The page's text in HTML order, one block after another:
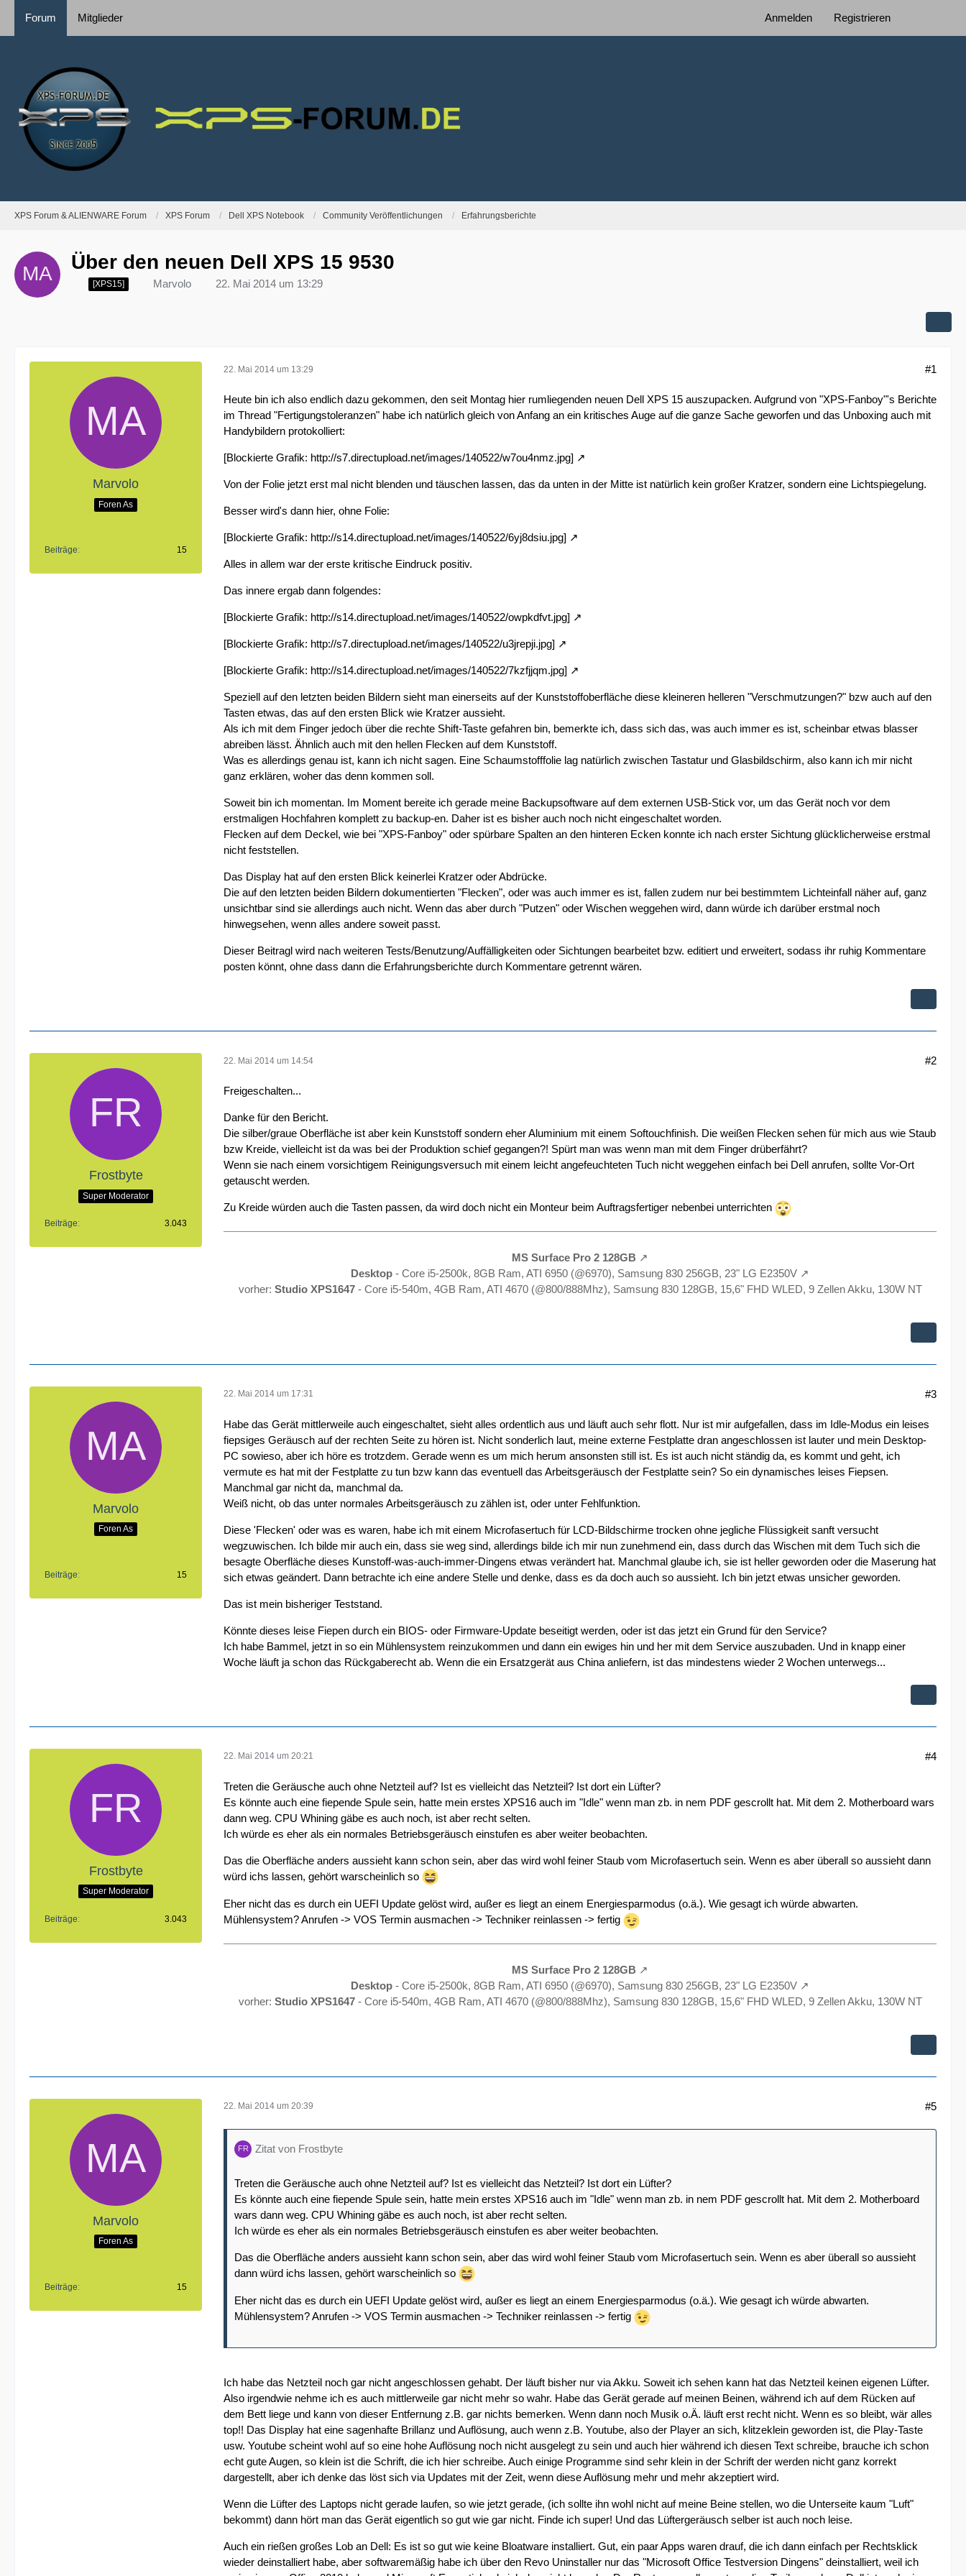
Forum Mitglieder Anmelden Registrieren
XPS Forum & ALIENWARE Forum XPS Forum Dell XPS Notebook Community Veröffentlichungen Erfahrungsberichte
Über den neuen Dell XPS 15 9530
[XPS15] Marvolo 22. Mai 2014 um 13:29
Marvolo
Foren As
Beiträge 15
22. Mai 2014 um 13:29 #1
Heute bin ich also endlich dazu gekommen, den seit Montag hier rumliegenden neuen Dell XPS 15 auszupacken. Aufgrund von "XPS-Fanboy"'s Berichte
im Thread "Fertigungstoleranzen" habe ich natürlich gleich von Anfang an ein kritisches Auge auf die ganze Sache geworfen und das Unboxing auch mit
Handybildern protokolliert:
[Blockierte Grafik: http://s7.directupload.net/images/140522/w7ou4nmz.jpg]
Von der Folie jetzt erst mal nicht blenden und täuschen lassen, das da unten in der Mitte ist natürlich kein großer Kratzer, sondern eine Lichtspiegelung.
Besser wird's dann hier, ohne Folie:
[Blockierte Grafik: http://s14.directupload.net/images/140522/6yj8dsiu.jpg]
Alles in allem war der erste kritische Eindruck positiv.
Das innere ergab dann folgendes:
[Blockierte Grafik: http://s14.directupload.net/images/140522/owpkdfvt.jpg]
[Blockierte Grafik: http://s7.directupload.net/images/140522/u3jrepji.jpg]
[Blockierte Grafik: http://s14.directupload.net/images/140522/7kzfjjqm.jpg]
Speziell auf den letzten beiden Bildern sieht man einerseits auf der Kunststoffoberfläche diese kleineren helleren "Verschmutzungen?" bzw auch auf den
Tasten etwas, das auf den ersten Blick wie Kratzer aussieht.
Als ich mit dem Finger jedoch über die rechte Shift-Taste gefahren bin, bemerkte ich, dass sich das, was auch immer es ist, scheinbar etwas blasser
abreiben lässt. Ähnlich auch mit den hellen Flecken auf dem Kunststoff.
Was es allerdings genau ist, kann ich nicht sagen. Eine Schaumstofffolie lag natürlich zwischen Tastatur und Glasbildschirm, also kann ich mir nicht
ganz erklären, woher das denn kommen soll.
Soweit bin ich momentan. Im Moment bereite ich gerade meine Backupsoftware auf dem externen USB-Stick vor, um das Gerät noch vor dem
erstmaligen Hochfahren komplett zu backup-en. Daher ist es bisher auch noch nicht eingeschaltet worden.
Flecken auf dem Deckel, wie bei "XPS-Fanboy" oder spürbare Spalten an den hinteren Ecken konnte ich nach erster Sichtung glücklicherweise erstmal
nicht feststellen.
Das Display hat auf den ersten Blick keinerlei Kratzer oder Abdrücke.
Die auf den letzten beiden Bildern dokumentierten "Flecken", oder was auch immer es ist, fallen zudem nur bei bestimmtem Lichteinfall näher auf, ganz
unsichtbar sind sie allerdings auch nicht. Wenn das aber durch "Putzen" oder Wischen weggehen wird, dann würde ich darüber erstmal noch
hinwegsehen, wenn alles andere soweit passt.
Dieser Beitragl wird nach weiteren Tests/Benutzung/Auffälligkeiten oder Sichtungen bearbeitet bzw. editiert und erweitert, sodass ihr ruhig Kommentare
posten könnt, ohne dass dann die Erfahrungsberichte durch Kommentare getrennt wären.
Frostbyte
Super Moderator
Beiträge 3.043
22. Mai 2014 um 14:54 #2
Freigeschalten...
Danke für den Bericht.
Die silber/graue Oberfläche ist aber kein Kunststoff sondern eher Aluminium mit einem Softouchfinish. Die weißen Flecken sehen für mich aus wie Staub
bzw Kreide, vielleicht ist da was bei der Produktion schief gegangen?! Spürt man was wenn man mit dem Finger drüberfährt?
Wenn sie nach einem vorsichtigem Reinigungsversuch mit einem leicht angefeuchteten Tuch nicht weggehen einfach bei Dell anrufen, sollte Vor-Ort
getauscht werden.
Zu Kreide würden auch die Tasten passen, da wird doch nicht ein Monteur beim Auftragsfertiger nebenbei unterrichten
MS Surface Pro 2 128GB
Desktop - Core i5-2500k, 8GB Ram, ATI 6950 (@6970), Samsung 830 256GB, 23" LG E2350V
vorher: Studio XPS1647- Core i5-540m, 4GB Ram, ATI 4670 (@800/888Mhz), Samsung 830 128GB, 15,6" FHD WLED, 9 Zellen Akku, 130W NT
Marvolo
Foren As
Beiträge 15
22. Mai 2014 um 17:31 #3
Habe das Gerät mittlerweile auch eingeschaltet, sieht alles ordentlich aus und läuft auch sehr flott. Nur ist mir aufgefallen, dass im Idle-Modus ein leises
fiepsiges Geräusch auf der rechten Seite zu hören ist. Nicht sonderlich laut, meine externe Festplatte dran angeschlossen ist lauter und mein Desktop-
PC sowieso, aber ich höre es trotzdem. Gerade wenn es um mich herum ansonsten still ist. Es ist auch nicht ständig da, es kommt und geht, ich
vermute es hat mit der Festplatte zu tun bzw kann das eventuell das Arbeitsgeräusch der Festplatte sein? So ein dynamisches leises Fiepsen.
Manchmal gar nicht da, manchmal da.
Weiß nicht, ob das unter normales Arbeitsgeräusch zu zählen ist, oder unter Fehlfunktion.
Diese 'Flecken' oder was es waren, habe ich mit einem Microfasertuch für LCD-Bildschirme trocken ohne jegliche Flüssigkeit sanft versucht
wegzuwischen. Ich bilde mir auch ein, dass sie weg sind, allerdings bilde ich mir nun zunehmend ein, dass durch das Wischen mit dem Tuch sich die
besagte Oberfläche dieses Kunstoff-was-auch-immer-Dingens etwas verändert hat. Manchmal glaube ich, sie ist heller geworden oder die Maserung hat
sich etwas geändert. Dann betrachte ich eine andere Stelle und denke, dass es da doch auch so aussieht. Ich bin jetzt etwas unsicher geworden.
Das ist mein bisheriger Teststand.
Könnte dieses leise Fiepen durch ein BIOS- oder Firmware-Update beseitigt werden, oder ist das jetzt ein Grund für den Service?
Ich habe Bammel, jetzt in so ein Mühlensystem reinzukommen und dann ein ewiges hin und her mit dem Service auszubaden. Und in knapp einer
Woche läuft ja schon das Rückgaberecht ab. Wenn die ein Ersatzgerät aus China anliefern, ist das mindestens wieder 2 Wochen unterwegs...
Frostbyte
Super Moderator
Beiträge 3.043
22. Mai 2014 um 20:21 #4
Treten die Geräusche auch ohne Netzteil auf? Ist es vielleicht das Netzteil? Ist dort ein Lüfter?
Es könnte auch eine fiepende Spule sein, hatte mein erstes XPS16 auch im "Idle" wenn man zb. in nem PDF gescrollt hat. Mit dem 2. Motherboard wars
dann weg. CPU Whining gäbe es auch noch, ist aber recht selten.
Ich würde es eher als ein normales Betriebsgeräusch einstufen es aber weiter beobachten.
Das die Oberfläche anders aussieht kann schon sein, aber das wird wohl feiner Staub vom Microfasertuch sein. Wenn es aber überall so aussieht dann
würd ichs lassen, gehört warscheinlich so
Eher nicht das es durch ein UEFI Update gelöst wird, außer es liegt an einem Energiesparmodus (o.ä.). Wie gesagt ich würde abwarten.
Mühlensystem? Anrufen -> VOS Termin ausmachen -> Techniker reinlassen -> fertig
MS Surface Pro 2 128GB
Desktop - Core i5-2500k, 8GB Ram, ATI 6950 (@6970), Samsung 830 256GB, 23" LG E2350V
vorher: Studio XPS1647- Core i5-540m, 4GB Ram, ATI 4670 (@800/888Mhz), Samsung 830 128GB, 15,6" FHD WLED, 9 Zellen Akku, 130W NT
Marvolo
Foren As
Beiträge 15
22. Mai 2014 um 20:39 #5
Zitat von Frostbyte
Treten die Geräusche auch ohne Netzteil auf? Ist es vielleicht das Netzteil? Ist dort ein Lüfter?
Es könnte auch eine fiepende Spule sein, hatte mein erstes XPS16 auch im "Idle" wenn man zb. in nem PDF gescrollt hat. Mit dem 2. Motherboard
wars dann weg. CPU Whining gäbe es auch noch, ist aber recht selten.
Ich würde es eher als ein normales Betriebsgeräusch einstufen es aber weiter beobachten.
Das die Oberfläche anders aussieht kann schon sein, aber das wird wohl feiner Staub vom Microfasertuch sein. Wenn es aber überall so aussieht
dann würd ichs lassen, gehört warscheinlich so
Eher nicht das es durch ein UEFI Update gelöst wird, außer es liegt an einem Energiesparmodus (o.ä.). Wie gesagt ich würde abwarten.
Mühlensystem? Anrufen -> VOS Termin ausmachen -> Techniker reinlassen -> fertig
Ich habe das Netzteil noch gar nicht angeschlossen gehabt. Der läuft bisher nur via Akku. Soweit ich sehen kann hat das Netzteil keinen eigenen Lüfter.
Also irgendwie nehme ich es auch mittlerweile gar nicht mehr so wahr. Habe das Gerät gerade auf meinen Beinen, während ich auf dem Rücken auf
dem Bett liege und kann von dieser Entfernung z.B. gar nichts bemerken. Wenn dann noch Musik o.Ä. läuft erst recht nicht. Wenn es so bleibt, wär alles
top!! Das Display hat eine sagenhafte Brillanz und Auflösung, auch wenn z.B. Youtube, also der Player an sich, klitzeklein geworden ist, die Play-Taste
usw. Youtube scheint wohl auf so eine hohe Auflösung noch nicht ausgelegt zu sein und auch hier während ich diesen Text schreibe, brauche ich schon
echt gute Augen, so klein ist die Schrift, die ich hier schreibe. Auch einige Programme sind sehr klein in der Schrift der werden nicht ganz korrekt
dargestellt, aber ich denke das löst sich via Updates mit der Zeit, wenn diese Auflösung mehr und mehr akzeptiert wird.
Wenn die Lüfter des Laptops nicht gerade laufen, so wie jetzt gerade, (ich sollte ihn wohl nicht auf meine Beine stellen, wo die Unterseite kaum "Luft"
bekommt) dann hört man das Gerät eigentlich so gut wie gar nicht. Finde ich super! Und das Lüftergeräusch selber ist auch noch leise.
Auch ein rießen großes Lob an Dell: Es ist so gut wie keine Bloatware installiert. Gut, ein paar Apps waren drauf, die ich dann einfach per Rechtsklick
wieder deinstalliert habe, aber softwaremäßig habe ich über den Revo Uninstaller nur das "Microsoft Office Testversion Dingens" deinstalliert, weil ich